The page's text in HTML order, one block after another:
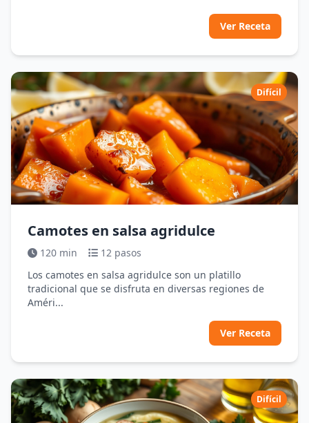
Ver Receta
Difícil
Camotes en salsa agridulce
120 min
12 pasos
Los camotes en salsa agridulce son un platillo
tradicional que se disfruta en diversas regiones de
Améri...
Ver Receta
Difícil